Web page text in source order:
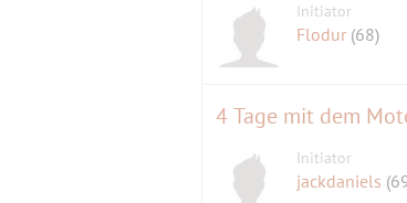
Initiator
Flodur (68)
4 Tage mit dem
Initiator
jackdaniels